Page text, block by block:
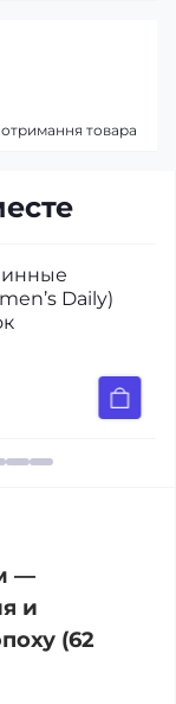
Daily)
—
и
(62
товара